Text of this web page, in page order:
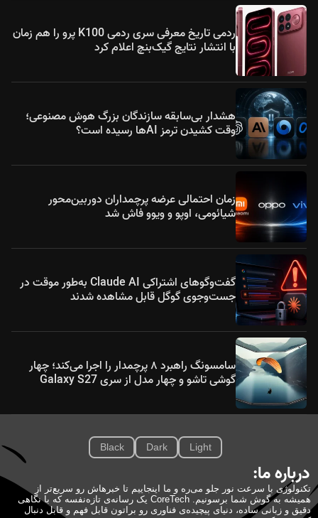
ردمی تاریخ معرفی سری ردمی K100 پرو را هم زمان
با انتشار نتایج گیک‌بنچ اعلام کرد
هشدار بی‌سابقه سازندگان بزرگ هوش مصنوعی؛
وقت کشیدن ترمز AIها رسیده است؟
زمان احتمالی عرضه پرچمداران دوربین‌محور
شیائومی، اوپو و ویوو فاش شد
گفت‌وگوهای اشتراکی Claude AI به‌طور موقت در
جست‌وجوی گوگل قابل مشاهده شدند
سامسونگ راهبرد ۸ پرچمدار را اجرا می‌کند؛ چهار
گوشی تاشو و چهار مدل از سری Galaxy S27
Light
Dark
Black
درباره ما:
تکنولوژی با سرعت نور جلو می‌ره و ما اینجاییم تا خبرهاش رو سریع‌تر از
همیشه به گوش شما برسونیم. CoreTech یک رسانه‌ی تازه‌نفسه که با نگاهی
دقیق و زبانی ساده، دنیای پیچیده‌ی فناوری رو براتون قابل فهم و قابل دنبال